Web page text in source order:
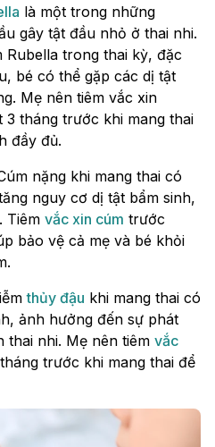
là một trong những
gây tật đầu nhỏ ở thai nhi.
Rubella trong thai kỳ, đặc
bé có thể gặp các dị tật
Mẹ nên tiêm vắc xin
3 tháng trước khi mang thai
đầy đủ.
nặng khi mang thai có
nguy cơ dị tật bẩm sinh,
Tiêm vắc xin cúm trước
bảo vệ cả mẹ và bé khỏi
thủy đậu khi mang thai có
ảnh hưởng đến sự phát
thai nhi. Mẹ nên tiêm vắc
trước khi mang thai để